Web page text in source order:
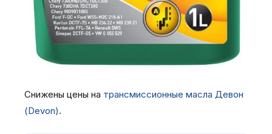
Снижены цены на трансмиссионные масла Девон
(Devon).